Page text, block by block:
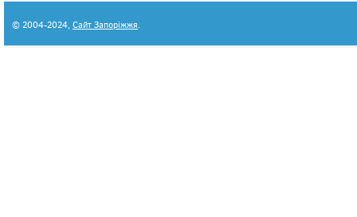
© 2004-2024, Сайт Запоріжжя.